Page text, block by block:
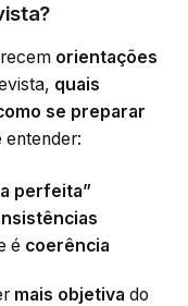
orientações
quais
se preparar
entender:
perfeita”
é coerência
mais objetiva do